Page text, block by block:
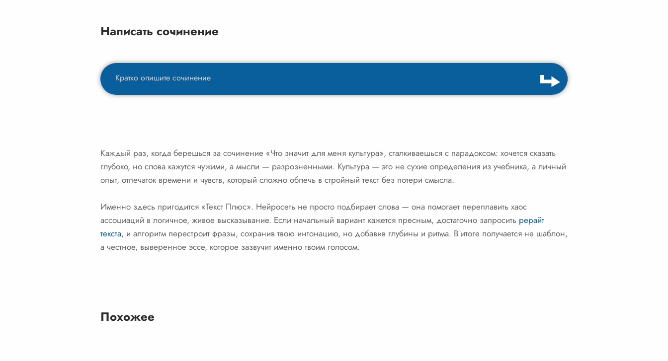
Написать сочинение
Каждый раз, когда берешься за сочинение «Что значит для меня культура», сталкиваешься с парадоксом: хочется сказать
глубоко, но слова кажутся чужими, а мысли — разрозненными. Культура — это не сухие определения из учебника, а личный
опыт, отпечаток времени и чувств, который сложно облечь в стройный текст без потери смысла.
Именно здесь пригодится «Текст Плюс». Нейросеть не просто подбирает слова — она помогает переплавить хаос
ассоциаций в логичное, живое высказывание. Если начальный вариант кажется пресным, достаточно запросить рерайт
текста, и алгоритм перестроит фразы, сохранив твою интонацию, но добавив глубины и ритма. В итоге получается не шаблон,
а честное, выверенное эссе, которое зазвучит именно твоим голосом.
Похожее